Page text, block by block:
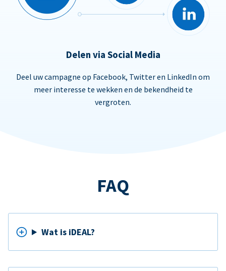
Delen via Social Media
Deel uw campagne op Facebook, Twitter en LinkedIn om
meer interesse te wekken en de bekendheid te
vergroten.
FAQ
Wat is iDEAL?